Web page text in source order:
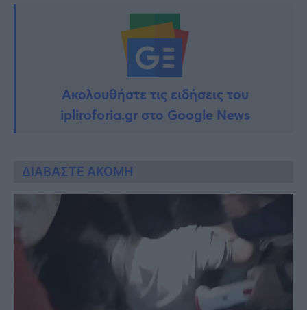
Ακολουθήστε τις ειδήσεις του
ipliroforia.gr στο Google News
ΔΙΑΒΑΣΤΕ ΑΚΟΜΗ